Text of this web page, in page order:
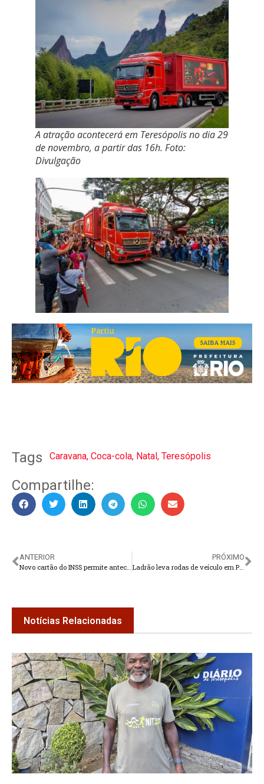
A atração acontecerá em Teresópolis no dia 29
de novembro, a partir das 16h. Foto:
Divulgação
Tags Caravana, Coca-cola, Natal, Teresópolis
Compartilhe:
ANTERIOR
Novo cartão do INSS permite antecipar R$ 150 do benefício sem juros
PRÓXIMO
Ladrão leva rodas de veículo em Pessegueiros
Notícias Relacionadas